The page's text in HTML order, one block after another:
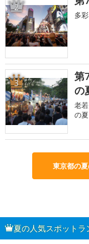
2
多
3
第
の
老
の
東京都の
夏の人気スポットラ